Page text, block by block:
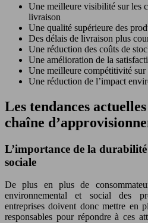
Une meilleure visibilité sur les
livraison
Une qualité supérieure des
Des délais de livraison plus
Une réduction des coûts de
Une amélioration de la
Une meilleure compétitivité sur
Une réduction de l’impact
Les tendances
chaîne
L’importance de la
sociale
De plus en plus de
environnemental et social des
entreprises doivent donc mettre en
responsables pour répondre à ces